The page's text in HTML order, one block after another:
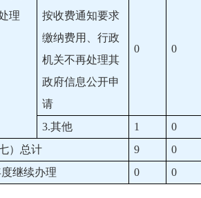
理
按收费通知要求
缴纳费用、行政
机关不再处理其
政府信息公开申
请
0 0
3.其他 1
0
七）总计
9
0
继续办理
0 0